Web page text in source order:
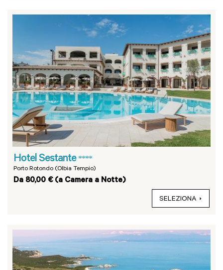
Hotel Sestante ****
Porto Rotondo (Olbia Tempio)
Da 80,00 € (a Camera a Notte)
SELEZIONA